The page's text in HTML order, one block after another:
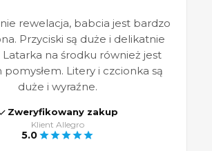
rewelacja, babcia jest bardzo
Przyciski są duże i delikatnie
Latarka na środku również jest
Litery i czcionka są
duże i wyraźne.
Zweryfikowany zakup
Klient Allegro
5.0